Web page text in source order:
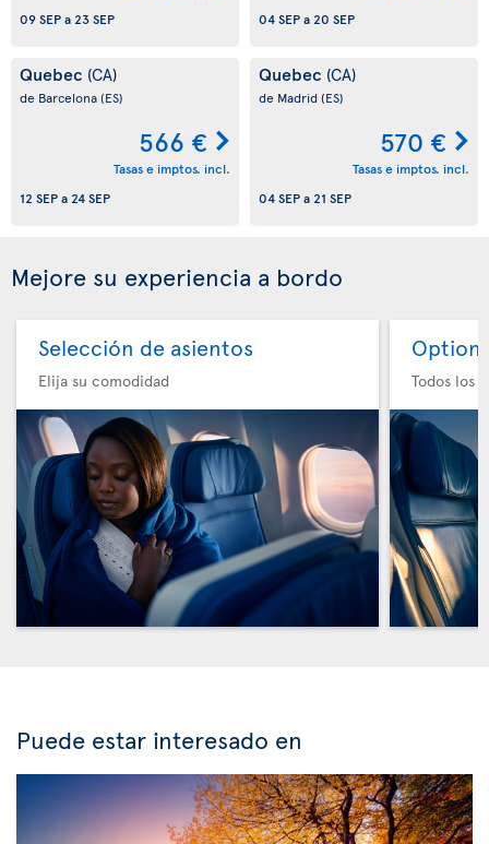
09 SEPa23 SEP
04 SEPa20 SEP
Quebec (CA)
de Barcelona(ES)
566 €
Tasas e imptos. incl.
12 SEPa24 SEP
Quebec (CA)
de Madrid(ES)
570 €
Tasas e imptos. incl.
04 SEPa21 SEP
Mejore su experiencia a bordo
Selección de asientos
Elija su comodidad
Option
Todos los
Puede estar interesado en